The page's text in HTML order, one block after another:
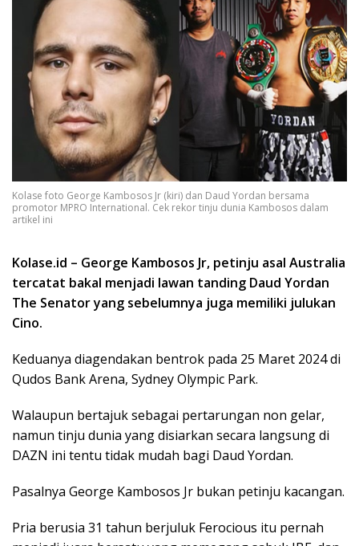
Kolase foto George Kambosos Jr (kiri) dan Daud Yordan bersama
promotor MPRO International. Cek rekor tinju dunia Kambosos dalam
artikel ini
Kolase.id – George Kambosos Jr, petinju asal Australia
tercatat bakal menjadi lawan tanding Daud Yordan
The Senator yang sebelumnya juga memiliki julukan
Cino.
Keduanya diagendakan bentrok pada 25 Maret 2024 di
Qudos Bank Arena, Sydney Olympic Park.
Walaupun bertajuk sebagai pertarungan non gelar,
namun tinju dunia yang disiarkan secara langsung di
DAZN ini tentu tidak mudah bagi Daud Yordan.
Pasalnya George Kambosos Jr bukan petinju kacangan.
Pria berusia 31 tahun berjuluk Ferocious itu pernah